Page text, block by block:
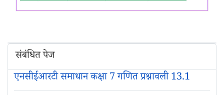
संबंधित पेज
एनसीईआरटी समाधान कक्षा 7 गणित प्रश्नावली 13.1